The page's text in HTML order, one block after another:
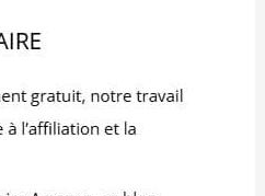
dégage une atmosphère
simple et rustique, et la
s'adapte à la silhouette
de "nid d'oiseau",
pouvant facilement
Pâques pour créer un